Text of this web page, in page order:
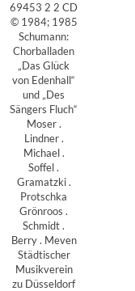
69453 2 2 CD
© 1984; 1985
Schumann:
Chorballaden
„Das Glück
von Edenhall“
und „Des
Sängers Fluch“
Moser .
Lindner .
Michael .
Soffel .
Gramatzki .
Protschka
Grönroos .
Schmidt .
Berry . Meven
Städtischer
Musikverein
zu Düsseldorf